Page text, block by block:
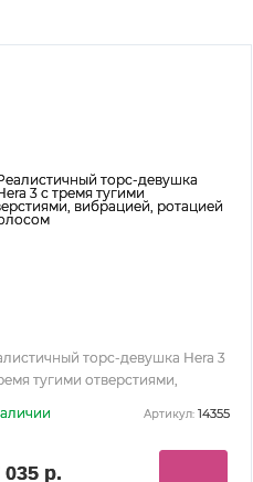
торс-девушка Hera 3
тугими отверстиями,
Артикул: 14355
035 р.